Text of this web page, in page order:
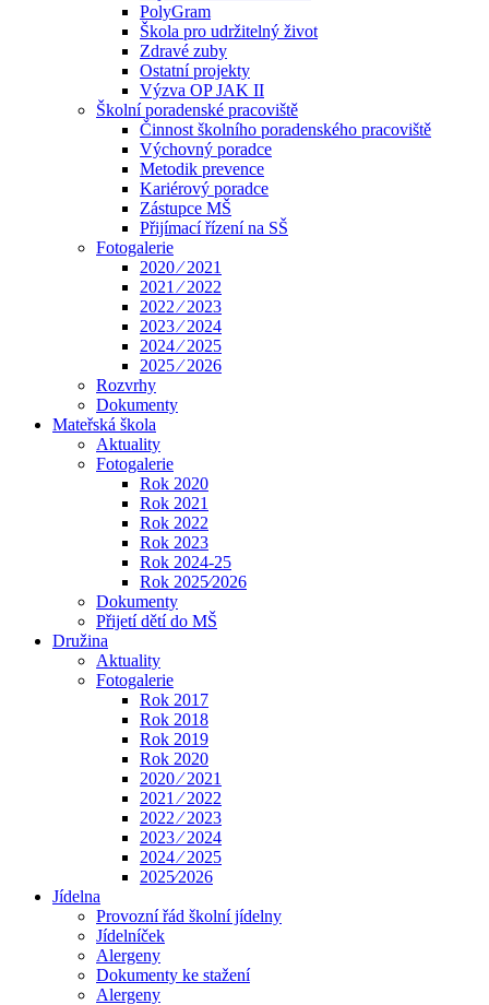
PolyGram
Škola pro udržitelný život
Zdravé zuby
Ostatní projekty
Výzva OP JAK II
Školní poradenské pracoviště
Činnost školního poradenského pracoviště
Výchovný poradce
Metodik prevence
Kariérový poradce
Zástupce MŠ
Přijímací řízení na SŠ
Fotogalerie
2020 ⁄ 2021
2021 ⁄ 2022
2022 ⁄ 2023
2023 ⁄ 2024
2024 ⁄ 2025
2025 ⁄ 2026
Rozvrhy
Dokumenty
Mateřská škola
Aktuality
Fotogalerie
Rok 2020
Rok 2021
Rok 2022
Rok 2023
Rok 2024-25
Rok 2025⁄2026
Dokumenty
Přijetí dětí do MŠ
Družina
Aktuality
Fotogalerie
Rok 2017
Rok 2018
Rok 2019
Rok 2020
2020 ⁄ 2021
2021 ⁄ 2022
2022 ⁄ 2023
2023 ⁄ 2024
2024 ⁄ 2025
2025⁄2026
Jídelna
Provozní řád školní jídelny
Jídelníček
Alergeny
Dokumenty ke stažení
Alergeny